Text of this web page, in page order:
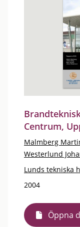
Centrum,
Malmberg
Westerlund
Lunds tekniska
2004
Öppna